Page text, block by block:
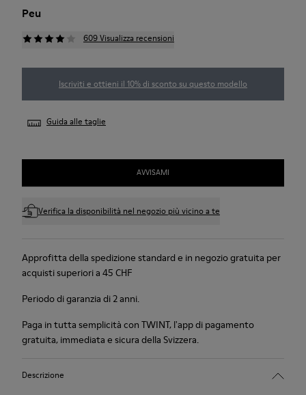
Peu
609 Visualizza recensioni
Iscriviti e ottieni il 10% di sconto su questo modello
Guida alle taglie
AVVISAMI
Verifica la disponibilità nel negozio più vicino a te
Approfitta della spedizione standard e in negozio gratuita per
acquisti superiori a 45 CHF
Periodo di garanzia di 2 anni.
Paga in tutta semplicità con TWINT, l'app di pagamento
gratuita, immediata e sicura della Svizzera.
Descrizione